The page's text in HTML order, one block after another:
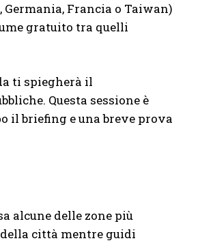
Francia o Taiwan)
gratuito tra quelli
ti spiegherà il
Questa sessione è
il briefing e una breve prova
alcune delle zone più
città mentre guidi